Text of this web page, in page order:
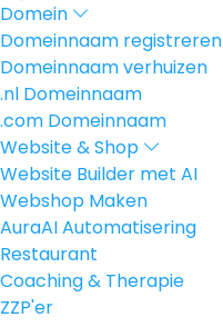
Domein
Domeinnaam registreren
Domeinnaam verhuizen
.nl Domeinnaam
.com Domeinnaam
Website & Shop
Website Builder met AI
Webshop Maken
AuraAI Automatisering
Restaurant
Coaching & Therapie
ZZP'er